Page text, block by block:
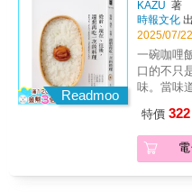
所。連鎖
更多的顧
以及經典
能更有方
地的精髓
味光譜詳
辛香料，
現、使用
入東南亞
（知名作
作家）每
慶記憶裡
十二個
餅，帶你
日時光。
小在豐富
積了跨文
錄臺灣這
景，她成
Readmoo
KAZU 著
時報文化
2025/07/
一碗咖哩
口的不只
味。當味
與人生交
只教你做
事，吃一
特價 322